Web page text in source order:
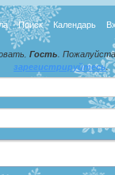
Поиск Календарь
Гость .
зарегистрируйтесь.